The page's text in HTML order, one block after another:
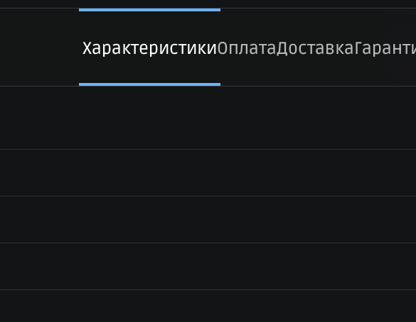
ХарактеристикиОплатаДоставка